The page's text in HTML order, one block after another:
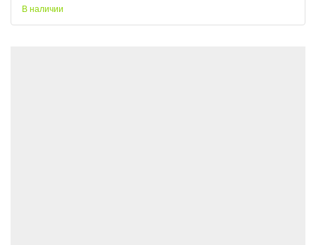
В наличии